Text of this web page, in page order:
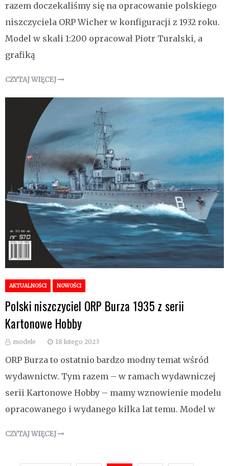
razem doczekaliśmy się na opracowanie polskiego
niszczyciela ORP Wicher w konfiguracji z 1932 roku.
Model w skali 1:200 opracował Piotr Turalski, a
grafiką
CZYTAJ WIĘCEJ
AKTUALNOŚCI NOWOŚCI
Polski niszczyciel ORP Burza 1935 z serii
Kartonowe Hobby
modele 18 lutego 2023
ORP Burza to ostatnio bardzo modny temat wśród
wydawnictw. Tym razem – w ramach wydawniczej
serii Kartonowe Hobby – mamy wznowienie modelu
opracowanego i wydanego kilka lat temu. Model w
CZYTAJ WIĘCEJ